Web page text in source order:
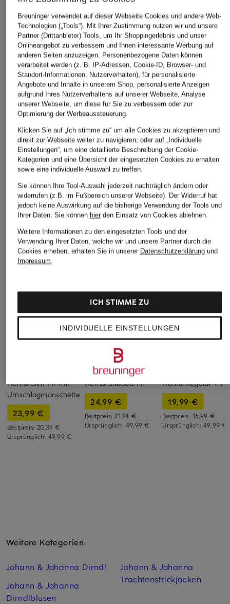
ÄHNLICHE ARTIKEL ENTDECKEN
Hemd Slim Fit mit
Umschlagmanschette
23,99 €
Bestpreis:20,39 €
Ursprünglich: 49,99 €
+Aktionsrabatt
PAUL
Hemd Shaped Fit
24,99 €
Bestpreis:21,24 €
Ursprünglich: 49,99 €
Hemd Regular Fit
19,99 €
Bestpreis: 16,99 €
Ursprünglich:49,99 €
Weitere Kategorien
Johann & Johanna Dirndl
Johann & Johanna
Dirndlblusen
Johann & Johanna
Trachtenstrickjacken
Breuninger verwendet auf dieser Webseite Cookies und andere Web-
Technologien („Tools“). Mit Ihrer Zustimmung nutzen wir und unsere
Partner (Drittanbieter) Tools, um Ihr Shoppingerlebnis und unser
Onlineangebot zu verbessern und Ihnen interessante Werbung auf
anderen Seiten anzuzeigen. Personenbezogene Daten können
verarbeitet werden (z. B. IP-Adressen, Cookie-ID, Browser- und
Standort-Informationen, Nutzerverhalten), für personalisierte
Angebote und Inhalte in unserem Shop, personalisierte Anzeigen
aufgrund Ihres Nutzerverhaltens auf unserer Webseite, Analyse
unserer Webseite, um diese für Sie zu verbessern oder zur
Optimierung der Werbeaussteuerung.
Klicken Sie auf „Ich stimme zu“ um alle Cookies zu akzeptieren und
direkt zur Webseite weiter zu navigieren; oder auf „Individuelle
Einstellungen“, um eine detaillierte Beschreibung der Cookie-
Kategorien und eine Übersicht der eingesetzten Cookies zu erhalten
sowie eine individuelle Auswahl zu treffen.
Sie können Ihre Tool-Auswahl jederzeit nachträglich ändern oder
widerrufen (z.B. im Fußbereich unserer Webseite). Der Widerruf hat
jedoch keine Auswirkung auf die bisherige Verwendung der Tools und
Ihrer Daten. Sie können hierden Einsatz von Cookies ablehnen.
Weitere Informationen zu den eingesetzten Tools und der
Verwendung Ihrer Daten, welche wir und unsere Partner durch die
Cookies erheben, erhalten Sie in unserer Datenschutzerklärungund
Impressum.
INDIVIDUELLE EINSTELLUNGEN
ICH STIMME ZU